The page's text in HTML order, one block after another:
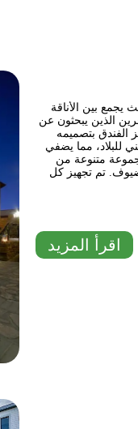
يجمع بين الأناقة
الذين يبحثون عن
الفندق بتصميمه
للبلاد، مما يضفي
متنوعة من
تم تجهيز كل
اقرأ المزيد